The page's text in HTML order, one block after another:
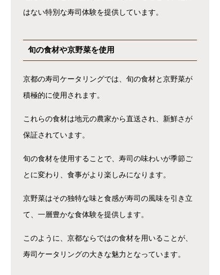
はない特別な寿司体験を提供しています。
旬の食材や京野菜を使用
京都の寿司ケータリングでは、旬の食材と京野菜が
積極的に使用されます。
これらの食材は地元の農家から直送され、新鮮さが
保証されています。
旬の食材を使用することで、寿司の味わいが季節ご
とに変わり、食事がより楽しみになります。
京野菜はその独特な味と食感が寿司の風味を引き立
て、一層豊かな食体験を提供します。
このように、京都ならではの食材を用いることが、
寿司ケータリングの大きな魅力となっています。